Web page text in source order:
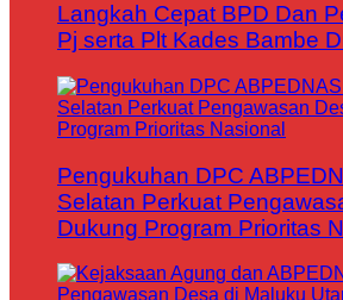
Langkah Cepat BPD Dan
Pj serta Plt Kades Bambe
Pengukuhan DPC
Selatan Perkuat
Dukung Program Prioritas